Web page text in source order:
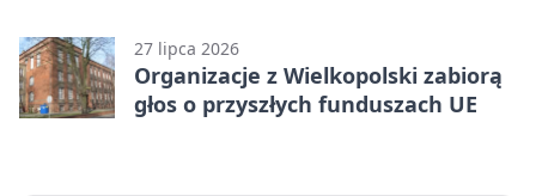
27 lipca 2026
Organizacje z Wielkopolski zabiorą
głos o przyszłych funduszach UE